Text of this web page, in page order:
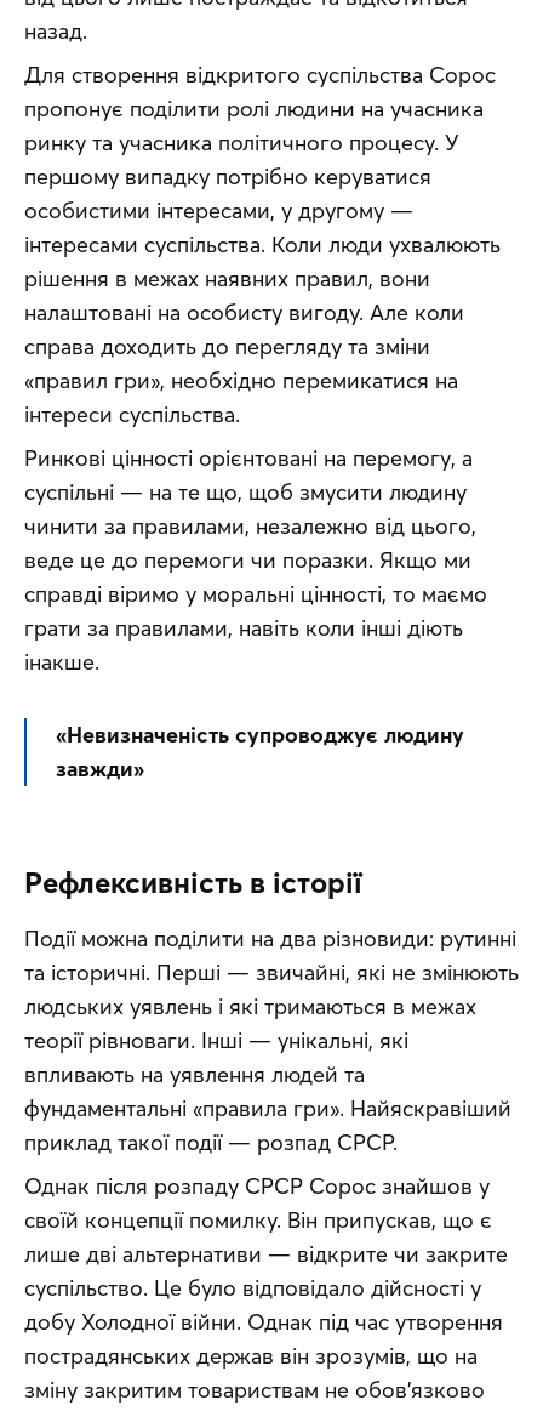
назад.
Для створення відкритого суспільства Сорос
пропонує поділити ролі людини на учасника
ринку та учасника політичного процесу. У
першому випадку потрібно керуватися
особистими інтересами, у другому —
інтересами суспільства. Коли люди ухвалюють
рішення в межах наявних правил, вони
налаштовані на особисту вигоду. Але коли
справа доходить до перегляду та зміни
«правил гри», необхідно перемикатися на
інтереси суспільства.
Ринкові цінності орієнтовані на перемогу, а
суспільні — на те що, щоб змусити людину
чинити за правилами, незалежно від цього,
веде це до перемоги чи поразки. Якщо ми
справді віримо у моральні цінності, то маємо
грати за правилами, навіть коли інші діють
інакше.
«Невизначеність супроводжує людину
завжди»
Рефлексивність в історії
Події можна поділити на два різновиди: рутинні
та історичні. Перші — звичайні, які не змінюють
людських уявлень і які тримаються в межах
теорії рівноваги. Інші — унікальні, які
впливають на уявлення людей та
фундаментальні «правила гри». Найяскравіший
приклад такої події — розпад СРСР.
Однак після розпаду СРСР Сорос знайшов у
своїй концепції помилку. Він припускав, що є
лише дві альтернативи — відкрите чи закрите
суспільство. Це було відповідало дійсності у
добу Холодної війни. Однак під час утворення
пострадянських держав він зрозумів, що на
зміну закритим товариствам не обов’язково